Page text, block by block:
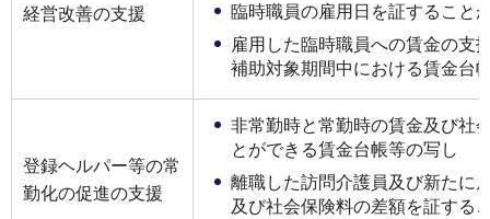
経営改善の支援
臨時職員の雇⽤⽇を証すること
雇⽤した臨時職員への賃⾦の⽀
補助対象期間中における賃⾦台
登録ヘルパー等の常
勤化の促進の⽀援
⾮常勤時と常勤時の賃⾦及び社
とができる賃⾦台帳等の写し
離職した訪問介護員及び新たに
及び社会保険料の差額を証する